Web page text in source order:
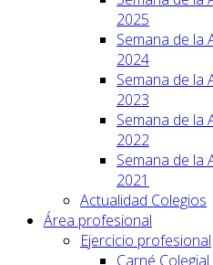
2025
Semana de la
2024
Semana de la
2023
Semana de la
2022
Semana de la
2021
Actualidad Colegios
Área profesional
Ejercicio profesional
Carné Colegial